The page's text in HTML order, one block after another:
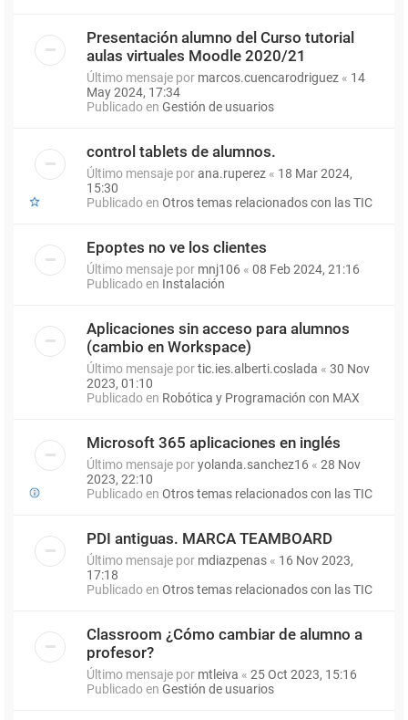
Presentación alumno del Curso tutorial
aulas virtuales Moodle 2020/21
Último mensaje por marcos.cuencarodriguez « 14
May 2024, 17:34
Publicado en Gestión de usuarios
control tablets de alumnos.
Último mensaje porana.ruperez « 18 Mar 2024,
15:30
Publicado en Otros temas relacionados con las TIC
Epoptes no ve los clientes
Último mensaje por mnj106 « 08 Feb 2024, 21:16
Publicado en Instalación
Aplicaciones sin acceso para alumnos
(cambio en Workspace)
Último mensaje portic.ies.alberti.coslada « 30 Nov
2023, 01:10
Publicado en Robótica y Programación con MAX
Microsoft 365 aplicaciones en inglés
Último mensaje poryolanda.sanchez16 « 28 Nov
2023, 22:10
Publicado en Otros temas relacionados con las TIC
PDI antiguas. MARCA TEAMBOARD
Último mensaje por mdiazpenas « 16 Nov 2023,
17:18
Publicado en Otros temas relacionados con las TIC
Classroom ¿Cómo cambiar de alumno a
profesor?
Último mensaje por mtleiva « 25 Oct 2023, 15:16
Publicado en Gestión de usuarios